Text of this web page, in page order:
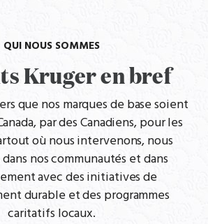
QUI NOUS SOMMES
Kruger en bref
que nos marques de base soient
par des Canadiens, pour les
où nous intervenons, nous
nos communautés et dans
avec des initiatives de
durable et des programmes
caritatifs locaux.